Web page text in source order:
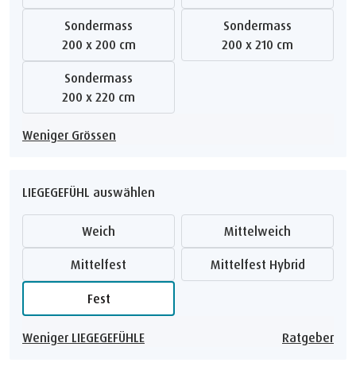
Sondermass
200 x 200 cm
Sondermass
200 x 210 cm
Sondermass
200 x 220 cm
Weniger Grössen
LIEGEGEFÜHL auswählen
Weich Mittelweich
Mittelfest Mittelfest Hybrid
Fest
Weniger LIEGEGEFÜHLE Ratgeber